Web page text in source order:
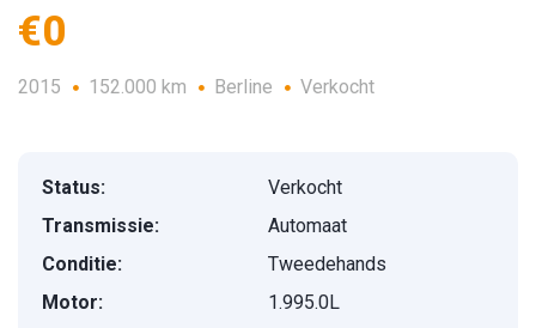
€0
2015 152.000 km Berline Verkocht
Status:
Verkocht
Transmissie:
Automaat
Conditie:
Tweedehands
Motor:
1.995.0L